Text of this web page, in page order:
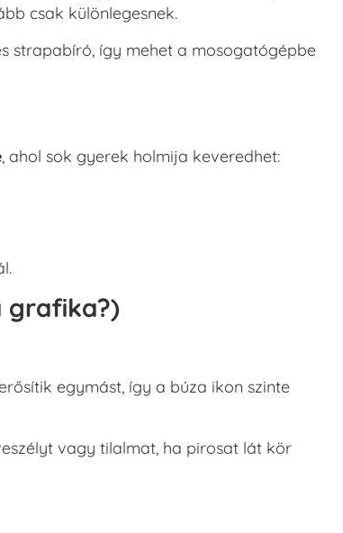
csak különlegesnek.
strapabíró, így mehet a mosogatógépbe
, ahol sok gyerek holmija keveredhet:
grafika?)
egymást, így a búza ikon szinte
vagy tilalmat, ha pirosat lát kör